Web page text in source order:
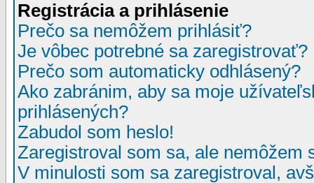
Registrácia a prihlásenie
Prečo sa nemôžem prihlásiť?
Je vôbec potrebné sa zaregistrovať?
Prečo som automaticky odhlásený?
Ako zabránim, aby sa moje
prihlásených?
Zabudol som heslo!
Zaregistroval som sa, ale nemôžem
V minulosti som sa zaregistroval,